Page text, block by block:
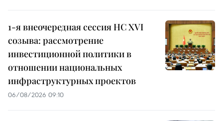
1-я внеочередная сессия НС XVI
созыва: рассмотрение
инвестиционной политики в
отношении национальных
инфраструктурных проектов
06/08/2026 09:10